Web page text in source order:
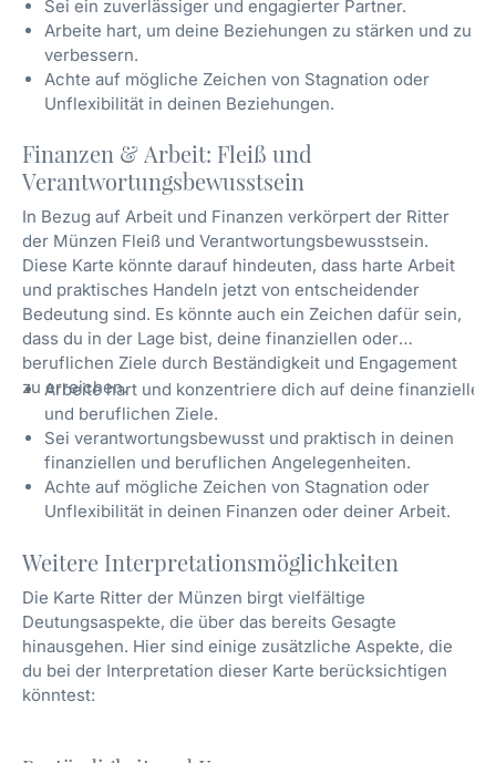
Sei ein zuverlässiger und engagierter Partner.
Arbeite hart, um deine Beziehungen zu stärken und zu
verbessern.
Achte auf mögliche Zeichen von Stagnation oder
Unflexibilität in deinen Beziehungen.
Finanzen & Arbeit: Fleiß und
Verantwortungsbewusstsein
In Bezug auf Arbeit und Finanzen verkörpert der Ritter
der Münzen Fleiß und Verantwortungsbewusstsein.
Diese Karte könnte darauf hindeuten, dass harte Arbeit
und praktisches Handeln jetzt von entscheidender
Bedeutung sind. Es könnte auch ein Zeichen dafür sein,
dass du in der Lage bist, deine finanziellen oder
beruflichen Ziele durch Beständigkeit und Engagement
zu erreichen.
Arbeite hart und konzentriere dich auf deine finanziellen
und beruflichen Ziele.
Sei verantwortungsbewusst und praktisch in deinen
finanziellen und beruflichen Angelegenheiten.
Achte auf mögliche Zeichen von Stagnation oder
Unflexibilität in deinen Finanzen oder deiner Arbeit.
Weitere Interpretationsmöglichkeiten
Die Karte Ritter der Münzen birgt vielfältige
Deutungsaspekte, die über das bereits Gesagte
hinausgehen. Hier sind einige zusätzliche Aspekte, die
du bei der Interpretation dieser Karte berücksichtigen
könntest: